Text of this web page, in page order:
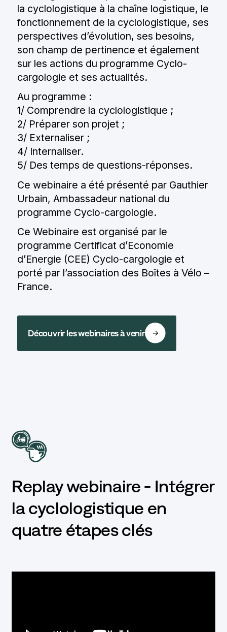
contact@cyclocargologie.fr
Contact
la cyclologistique à la chaîne logistique, le
fonctionnement de la cyclologistique, ses
perspectives d’évolution, ses besoins,
son champ de pertinence et également
sur les actions du programme Cyclo-
cargologie et ses actualités.
Au programme :
1/ Comprendre la cyclologistique ;
2/ Préparer son projet ;
3/ Externaliser ;
4/ Internaliser.
5/ Des temps de questions-réponses.
Ce webinaire a été présenté par Gauthier
Urbain, Ambassadeur national du
programme Cyclo-cargologie.
Ce Webinaire est organisé par le
programme Certificat d’Economie
d’Energie (CEE) Cyclo-cargologie et
porté par l’association des Boîtes à Vélo –
France.
Découvrir les webinaires à venir
Replay webinaire - Intégrer
la cyclologistique en
quatre étapes clés